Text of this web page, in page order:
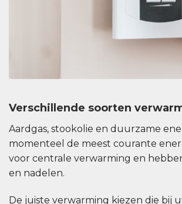
Verschillende soorten
Aardgas, stookolie en duurzame
momenteel de meest courante
voor centrale verwarming en
en nadelen.
De juiste verwarming kiezen die bij